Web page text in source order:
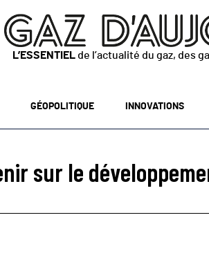
L’ESSENTIEL de l’actualité du gaz, des
GÉOPOLITIQUE INNOVATIONS
sur le